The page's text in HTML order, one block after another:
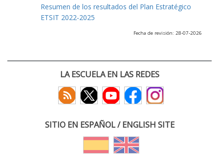
Resumen de los resultados del Plan Estratégico
ETSIT 2022-2025
Fecha de revisión: 28-07-2026
LA ESCUELA EN LAS REDES
SITIO EN ESPAÑOL / ENGLISH SITE